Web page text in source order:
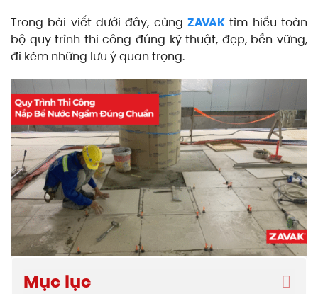
Trong bài viết dưới đây, cùng ZAVAK tìm hiểu toàn
bộ quy trình thi công đúng kỹ thuật, đẹp, bền vững,
đi kèm những lưu ý quan trọng.
Mục lục